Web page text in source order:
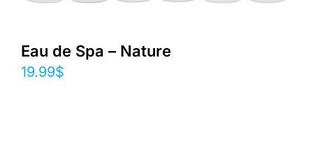
Eau de Spa – Nature
19.99$